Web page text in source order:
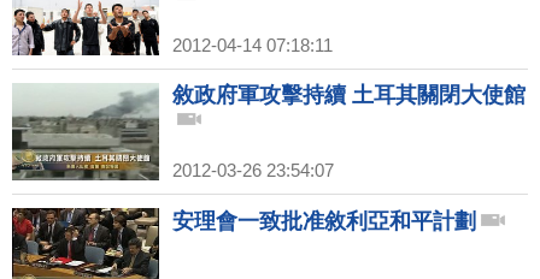
2012-04-14 07:18:11
敘政府軍攻擊持續 土耳其關閉大使館
2012-03-26 23:54:07
安理會一致批准敘利亞和平計劃